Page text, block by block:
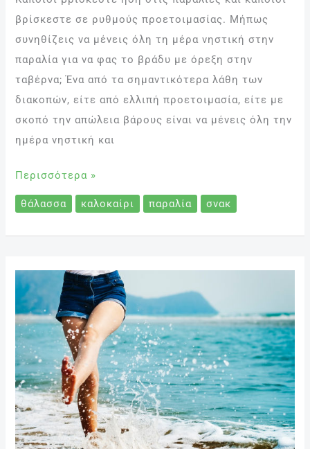
βρίσκεστε σε ρυθμούς προετοιμασίας. Μήπως
συνηθίζεις να μένεις όλη τη μέρα νηστική στην
παραλία για να φας το βράδυ με όρεξη στην
ταβέρνα; Ένα από τα σημαντικότερα λάθη των
διακοπών, είτε από ελλιπή προετοιμασία, είτε με
σκοπό την απώλεια βάρους είναι να μένεις όλη την
ημέρα νηστική και
Περισσότερα »
θάλασσα καλοκαίρι παραλία σνακ
Κυτταρίτιδα,
η
“άλλη
όψη”
του
δέρματος